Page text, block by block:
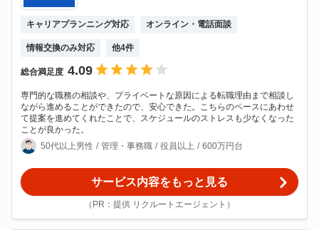
キャリアプランニング対応 オンライン・電話面談
情報交換のみ対応 他4件
総合満足度 4.09
専門的な職務の相談や、プライベートな原因による転職理由まで相談し
ながら進めることができたので、安心できた。こちらのペースにあわせ
て提案を進めてくれたことで、スケジュールのストレスも少なくなった
ことが良かった。
50代以上男性
管理・事務職 役員以上 600万円台
サービス内容をもっと見る
（PR：提供 リクルートエージェント）